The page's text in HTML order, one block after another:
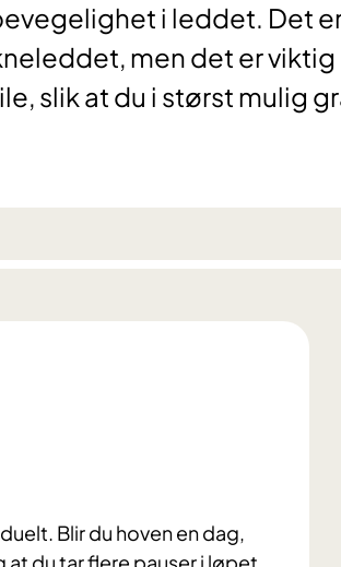
i leddet. Det
men det er viktig
slik at du i størst mulig
Blir du hoven en dag,